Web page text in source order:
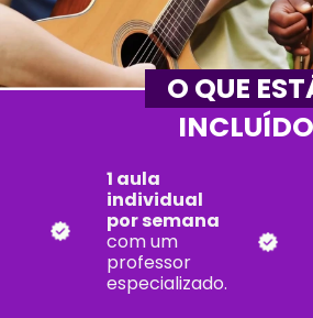
O QUE
INCLUÍDO
1 aula
individual
por semana
com um
professor
especializado.